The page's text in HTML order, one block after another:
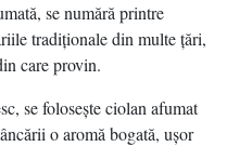
se numără printre
tradiţionale din multe ţări,
care provin.
se foloseşte ciolan afumat
o aromă bogată, uşor